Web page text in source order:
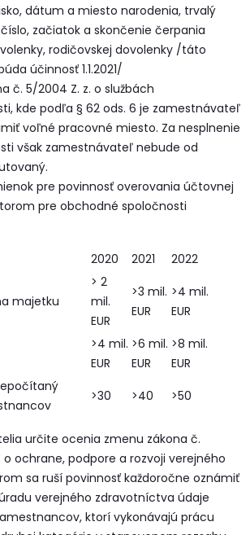
dátum a miesto narodenia, trvalý
začiatok a skončenie čerpania
rodičovskej dovolenky /táto
účinnosť 1.1.2021/
č. 5/2004 Z. z. o službách
kde podľa § 62 ods. 6 je zamestnávateľ
voľné pracovné miesto. Za nesplnenie
však zamestnávateľ nebude od
pre povinnosť overovania účtovnej
pre obchodné spoločnosti
2020 2021 2022
majetku
> 2
mil.
EUR
>3 mil.
EUR
>4 mil.
EUR
>4 mil.
EUR
>6 mil.
EUR
>8 mil.
EUR
>30 >40 >50
určite ocenia zmenu zákona č.
o ochrane, podpore a rozvoji verejného
sa ruší povinnosť každoročne oznámiť
verejného zdravotníctva údaje
ktorí vykonávajú prácu